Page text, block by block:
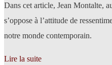
Dans cet article, Jean Montalte,
s’oppose à l’attitude de
notre monde contemporain.
Lire la suite